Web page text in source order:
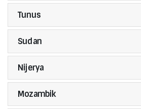
Tunus
Sudan
Nijerya
Mozambik